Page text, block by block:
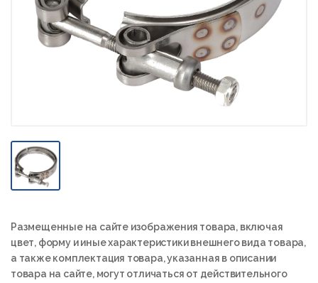
Размещенные на сайте изображения товара, включая
цвет, форму и иные характеристики внешнего вида товара,
а также комплектация товара, указанная в описании
товара на сайте, могут отличаться от действительного